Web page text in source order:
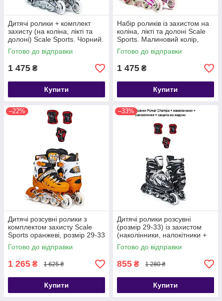
Дитячі ролики + комплект
захисту (на коліна, лікті та
долоні) Scale Sports. Чорний.
Розмір 38-41
Готово до відправки
1 475 ₴
Купити
Набір роликів із захистом на
коліна, лікті та долоні Scale
Sports. Малиновий колір,
розмір 38-41
Готово до відправки
1 475 ₴
Купити
–22%
Дитячі розсувні ролики з
комплектом захисту Scale
Sports оранжеві, розмір 29-33
Готово до відправки
1 265 ₴ 1 625 ₴
Купити
–33%
Дитячі ролики розсувні
(розмір 29-33) із захистом
(наколінники, налокітники +
захист на долоні)
Готово до відправки
855 ₴ 1 280 ₴
Купити